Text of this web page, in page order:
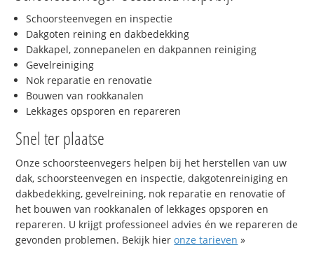
Schoorsteenvegen en inspectie
Dakgoten reining en dakbedekking
Dakkapel, zonnepanelen en dakpannen reiniging
Gevelreiniging
Nok reparatie en renovatie
Bouwen van rookkanalen
Lekkages opsporen en repareren
Snel ter plaatse
Onze schoorsteenvegers helpen bij het herstellen van uw
dak, schoorsteenvegen en inspectie, dakgotenreiniging en
dakbedekking, gevelreining, nok reparatie en renovatie of
het bouwen van rookkanalen of lekkages opsporen en
repareren. U krijgt professioneel advies én we repareren de
gevonden problemen. Bekijk hieronze tarieven »